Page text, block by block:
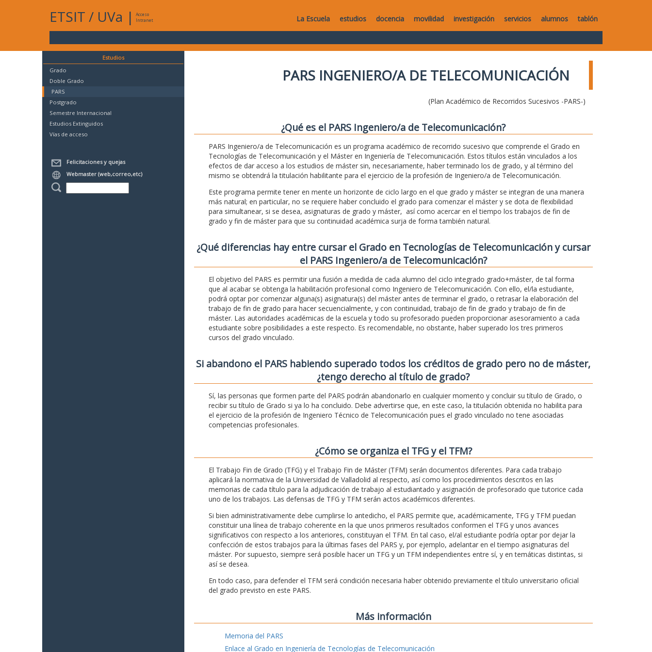
ETSIT / UVa |
Acceso
Intranet
La Escuela estudios docencia movilidad investigación servicios alumnos tablón
Estudios
Grado
Doble Grado
PARS
Postgrado
Semestre Internacional
Estudios Extinguidos
Vías de acceso
Felicitaciones y quejas
Webmaster (web,correo,etc)
PARS INGENIERO/A DE TELECOMUNICACIÓN
(Plan Académico de Recorridos Sucesivos -PARS-)
¿Qué es el PARS Ingeniero/a de Telecomunicación?
PARS Ingeniero/a de Telecomunicación es un programa académico de recorrido sucesivo que comprende el Grado en
Tecnologías de Telecomunicación y el Máster en Ingeniería de Telecomunicación. Estos títulos están vinculados a los
efectos de dar acceso a los estudios de máster sin, necesariamente, haber terminado los de grado, y al término del
mismo se obtendrá la titulación habilitante para el ejercicio de la profesión de Ingeniero/a de Telecomunicación.
Este programa permite tener en mente un horizonte de ciclo largo en el que grado y máster se integran de una manera
más natural; en particular, no se requiere haber concluido el grado para comenzar el máster y se dota de flexibilidad
para simultanear, si se desea, asignaturas de grado y máster, así como acercar en el tiempo los trabajos de fin de
grado y fin de máster para que su continuidad académica surja de forma también natural.
¿Qué diferencias hay entre cursar el Grado en Tecnologías de Telecomunicación y cursar
el PARS Ingeniero/a de Telecomunicación?
El objetivo del PARS es permitir una fusión a medida de cada alumno del ciclo integrado grado+máster, de tal forma
que al acabar se obtenga la habilitación profesional como Ingeniero de Telecomunicación. Con ello, el/la estudiante,
podrá optar por comenzar alguna(s) asignatura(s) del máster antes de terminar el grado, o retrasar la elaboración del
trabajo de fin de grado para hacer secuencialmente, y con continuidad, trabajo de fin de grado y trabajo de fin de
máster. Las autoridades académicas de la escuela y todo su profesorado pueden proporcionar asesoramiento a cada
estudiante sobre posibilidades a este respecto. Es recomendable, no obstante, haber superado los tres primeros
cursos del grado vinculado.
Si abandono el PARS habiendo superado todos los créditos de grado pero no de máster,
¿tengo derecho al título de grado?
Sí, las personas que formen parte del PARS podrán abandonarlo en cualquier momento y concluir su título de Grado, o
recibir su título de Grado si ya lo ha concluido. Debe advertirse que, en este caso, la titulación obtenida no habilita para
el ejercicio de la profesión de Ingeniero Técnico de Telecomunicación pues el grado vinculado no tene asociadas
competencias profesionales.
¿Cómo se organiza el TFG y el TFM?
El Trabajo Fin de Grado (TFG) y el Trabajo Fin de Máster (TFM) serán documentos diferentes. Para cada trabajo
aplicará la normativa de la Universidad de Valladolid al respecto, así como los procedimientos descritos en las
memorias de cada título para la adjudicación de trabajo al estudiantado y asignación de profesorado que tutorice cada
uno de los trabajos. Las defensas de TFG y TFM serán actos académicos diferentes.
Si bien administrativamente debe cumplirse lo antedicho, el PARS permite que, académicamente, TFG y TFM puedan
constituir una línea de trabajo coherente en la que unos primeros resultados conformen el TFG y unos avances
significativos con respecto a los anteriores, constituyan el TFM. En tal caso, el/al estudiante podría optar por dejar la
confección de estos trabajos para la últimas fases del PARS y, por ejemplo, adelantar en el tiempo asignaturas del
máster. Por supuesto, siempre será posible hacer un TFG y un TFM independientes entre sí, y en temáticas distintas, si
así se desea.
En todo caso, para defender el TFM será condición necesaria haber obtenido previamente el título universitario oficial
del grado previsto en este PARS.
Más información
Memoria del PARS
Enlace al Grado en Ingeniería de Tecnologías de Telecomunicación